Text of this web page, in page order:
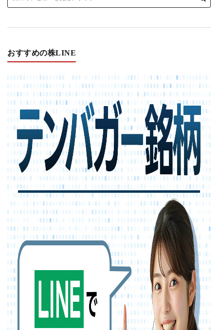
おすすめの株LINE